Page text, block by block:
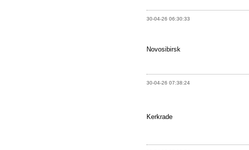
30-04-26 06:30:33
Novosibirsk
30-04-26 07:38:24
Kerkrade